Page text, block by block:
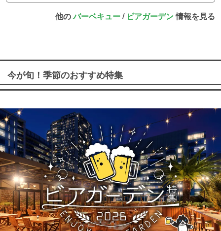
他のバーベキュー/ ビアガーデン情報を見る
今が旬！季節のおすすめ特集